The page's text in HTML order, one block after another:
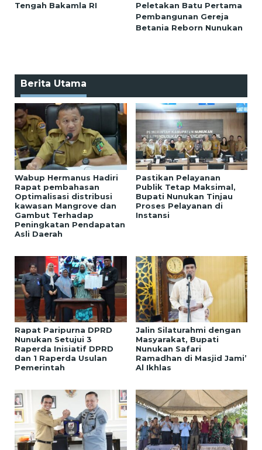
Tengah Bakamla RI
Peletakan Batu Pertama
Pembangunan Gereja
Betania Reborn Nunukan
Berita Utama
Wabup Hermanus Hadiri
Rapat pembahasan
Optimalisasi distribusi
kawasan Mangrove dan
Gambut Terhadap
Peningkatan Pendapatan
Asli Daerah
Pastikan Pelayanan
Publik Tetap Maksimal,
Bupati Nunukan Tinjau
Proses Pelayanan di
Instansi
Rapat Paripurna DPRD
Nunukan Setujui 3
Raperda Inisiatif DPRD
dan 1 Raperda Usulan
Pemerintah
Jalin Silaturahmi dengan
Masyarakat, Bupati
Nunukan Safari
Ramadhan di Masjid Jami’
Al Ikhlas